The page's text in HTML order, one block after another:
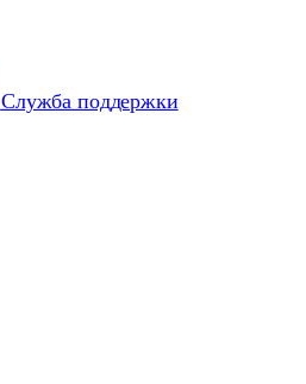
Служба поддержки